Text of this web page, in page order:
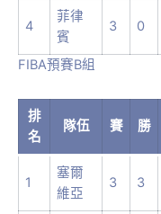
4
菲律
賓
3 0
FIBA預賽B組
排
名
隊伍 賽 勝
1
塞爾
維亞
3 3